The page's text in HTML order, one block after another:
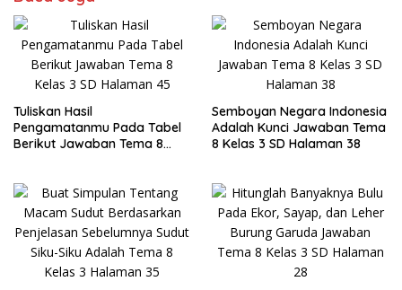
Tuliskan Hasil
Pengamatanmu Pada Tabel
Berikut Jawaban Tema 8
Semboyan Negara Indonesia
Adalah Kunci Jawaban Tema
8 Kelas 3 SD Halaman 38